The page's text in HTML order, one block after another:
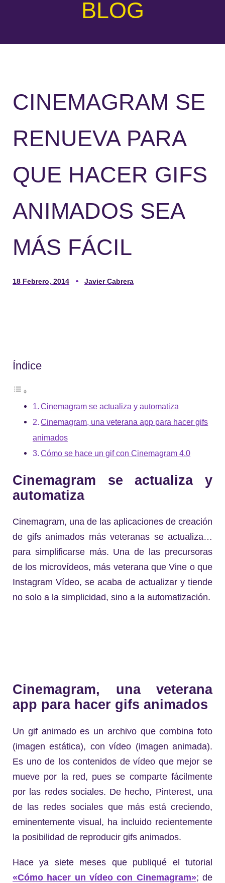
BLOG
CINEMAGRAM SE
RENUEVA PARA
QUE HACER GIFS
ANIMADOS SEA
MÁS FÁCIL
18 Febrero, 2014 Javier Cabrera
Índice
Cinemagram se actualiza y automatiza
Cinemagram, una veterana app para hacer gifs
animados
Cómo se hace un gif con Cinemagram 4.0
Cinemagram se actualiza y
automatiza
Cinemagram, una de las aplicaciones de creación
de gifs animados más veteranas se actualiza…
para simplificarse más. Una de las precursoras
de los microvídeos, más veterana que Vine o que
Instagram Vídeo, se acaba de actualizar y tiende
no solo a la simplicidad, sino a la automatización.
Cinemagram, una veterana
app para hacer gifs animados
Un gif animado es un archivo que combina foto
(imagen estática), con vídeo (imagen animada).
Es uno de los contenidos de vídeo que mejor se
mueve por la red, pues se comparte fácilmente
por las redes sociales. De hecho, Pinterest, una
de las redes sociales que más está creciendo,
eminentemente visual, ha incluido recientemente
la posibilidad de reproducir gifs animados.
Hace ya siete meses que publiqué el tutorial
«Cómo hacer un vídeo con Cinemagram»; de